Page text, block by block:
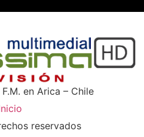
en Arica – Chile
reservados